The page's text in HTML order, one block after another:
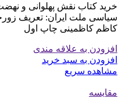
خرید کتاب نقش پهلوانی و
سیاسی ملت ایران: تعریف
کاظم کاظمینی چاپ اول
افزودن به علاقه مندی
افزودن به سبد خرید
مشاهده سریع
مقایسه